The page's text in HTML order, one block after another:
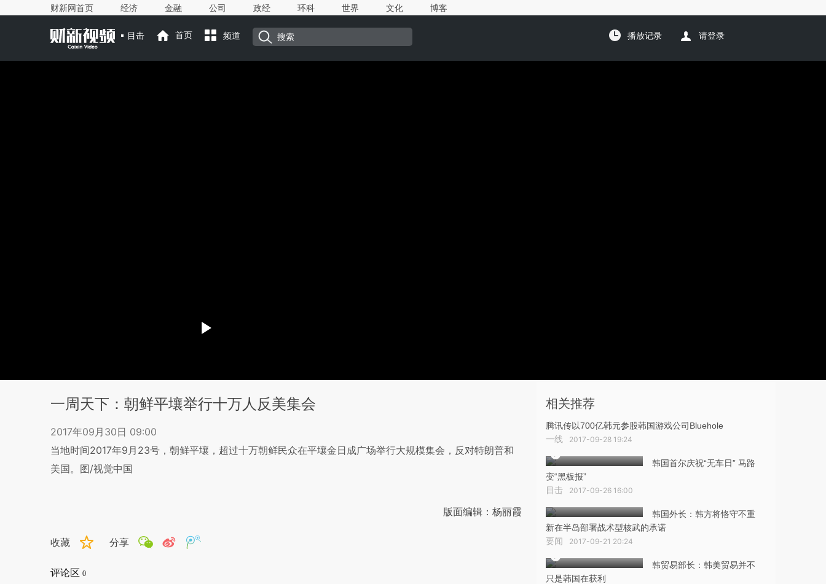
财新网首页 经济 金融 公司 政经 环科 世界 文化 博客
目击 首页 频道 播放记录 请登录
一周天下：朝鲜平壤举行十万人反美集会
2017年09月30日 09:00
当地时间2017年9月​23号，朝鲜平壤，超过十万朝鲜民众在平壤金日成广场举行大规模集会，反对特朗普和
美国。图/视觉中国
版面编辑：杨丽霞
收藏 分享
评论区 0
相关推荐
腾讯传以700亿韩元参股韩国游戏公司Bluehole
一线 2017-09-28 19:24
韩国首尔庆祝“无车日” 马路
变“黑板报”
目击 2017-09-26 16:00
韩国外长：韩方将恪守不重
新在半岛部署战术型核武的承诺
要闻 2017-09-21 20:24
韩贸易部长：韩美贸易并不
只是韩国在获利